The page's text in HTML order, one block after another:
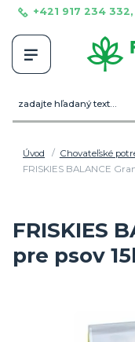
+421 917 234
Úvod Chovateľské
FRISKIES BALANCE
FRISKIES
pre psov